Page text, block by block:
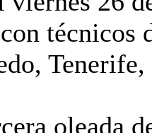
técnicos
oleada